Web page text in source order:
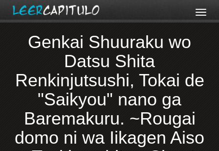
Genkai Shuuraku wo
Datsu Shita
Renkinjutsushi, Tokai de
"Saikyou" nano ga
Baremakuru. ~Rougai
domo ni wa Iikagen Aiso